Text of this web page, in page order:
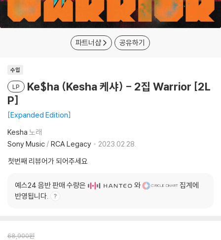
파트너샵 공유하기
수입
LP
Ke$ha (Kesha 케샤) - 2집 Warrior [2L
P]
Expanded Edition
Kesha 노래
Sony Music / RCA Legacy
2023.02.28.
첫번째 리뷰어가 되어주세요
예스24 음반 판매 수량은 와
집계에
반영됩니다.
68,900원